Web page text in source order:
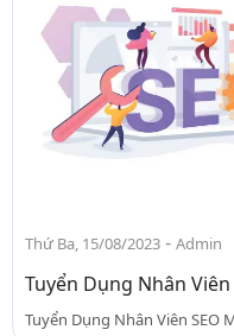
Thứ Ba, 15/08/2023 - Admin
Tuyển Dụng Nhân
Tuyển Dụng Nhân Viên SEO